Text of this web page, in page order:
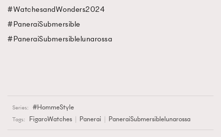
#WatchesandWonders2024
#PaneraiSubmersible
#PaneraiSubmersiblelunarossa
Series: HommeStyle
Tags: FigaroWatches Panerai PaneraiSubmersiblelunarossa